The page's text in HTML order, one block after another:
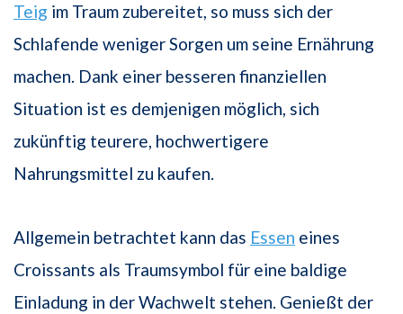
Teig im Traum zubereitet, so muss sich der
Schlafende weniger Sorgen um seine Ernährung
machen. Dank einer besseren finanziellen
Situation ist es demjenigen möglich, sich
zukünftig teurere, hochwertigere
Nahrungsmittel zu kaufen.
Allgemein betrachtet kann das Essen eines
Croissants als Traumsymbol für eine baldige
Einladung in der Wachwelt stehen. Genießt der